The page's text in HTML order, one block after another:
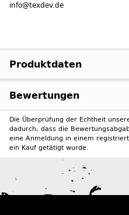
info@texdev.de
Produktdaten
Bewertungen
Die Überprüfung der Echtheit
dadurch, dass die
eine Anmeldung in einem
ein Kauf getätigt wurde.